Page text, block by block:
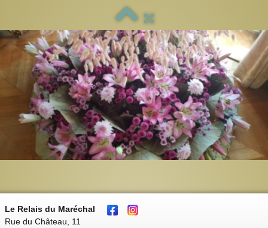
Le Relais du Maréchal
Rue du Château, 11